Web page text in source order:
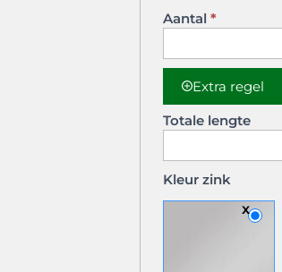
Aantal*
Extra regel
Totale lengte
Kleur zink